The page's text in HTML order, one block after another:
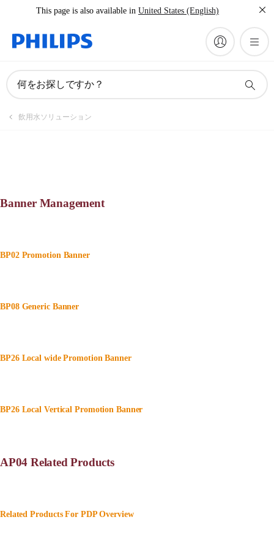
This page is also available in United States (English)
何をお探しですか？
飲用水ソリューション
Banner Management
BP02 Promotion Banner
BP08 Generic Banner
BP26 Local wide Promotion Banner
BP26 Local Vertical Promotion Banner
AP04 Related Products
Related Products For PDP Overview